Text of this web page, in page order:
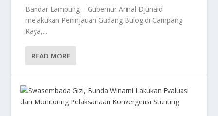
Bandar Lampung – Gubernur Arinal Djunaidi
melakukan Peninjauan Gudang Bulog di Campang
Raya,...
READ MORE